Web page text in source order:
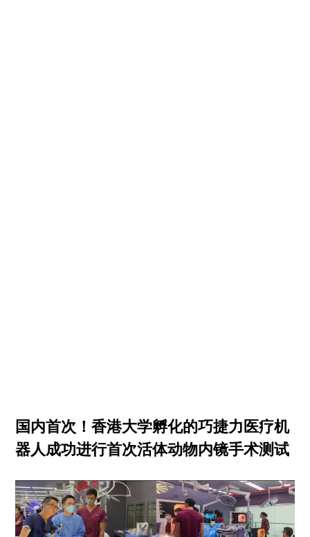
国内首次！香港大学孵化的巧捷力医疗机
器人成功进行首次活体动物内镜手术测试